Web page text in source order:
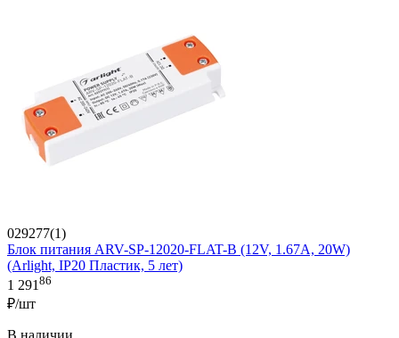
029277(1)
Блок питания ARV-SP-12020-FLAT-B (12V, 1.67A, 20W)
(Arlight, IP20 Пластик, 5 лет)
1 29186
₽/шт